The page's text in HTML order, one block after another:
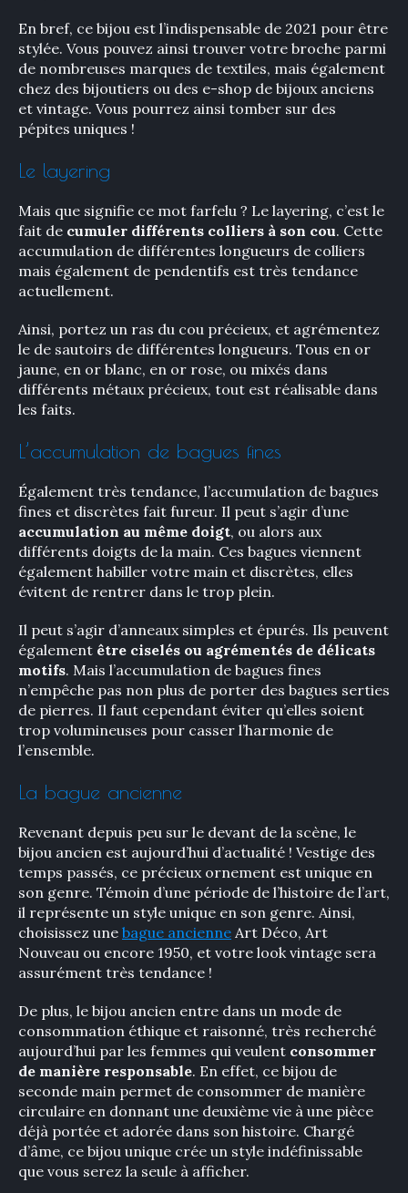
En bref, ce bijou est l’indispensable de 2021 pour être
stylée. Vous pouvez ainsi trouver votre broche parmi
de nombreuses marques de textiles, mais également
chez des bijoutiers ou des e-shop de bijoux anciens
et vintage. Vous pourrez ainsi tomber sur des
pépites uniques !
Le layering
Mais que signifie ce mot farfelu ? Le layering, c’est le
fait de cumuler différents colliers à son cou. Cette
accumulation de différentes longueurs de colliers
mais également de pendentifs est très tendance
actuellement.
Ainsi, portez un ras du cou précieux, et agrémentez
le de sautoirs de différentes longueurs. Tous en or
jaune, en or blanc, en or rose, ou mixés dans
différents métaux précieux, tout est réalisable dans
les faits.
L’accumulation de bagues fines
Également très tendance, l’accumulation de bagues
fines et discrètes fait fureur. Il peut s’agir d’une
accumulation au même doigt, ou alors aux
différents doigts de la main. Ces bagues viennent
également habiller votre main et discrètes, elles
évitent de rentrer dans le trop plein.
Il peut s’agir d’anneaux simples et épurés. Ils peuvent
également être ciselés ou agrémentés de délicats
motifs. Mais l’accumulation de bagues fines
n’empêche pas non plus de porter des bagues serties
de pierres. Il faut cependant éviter qu’elles soient
trop volumineuses pour casser l’harmonie de
l’ensemble.
La bague ancienne
Revenant depuis peu sur le devant de la scène, le
bijou ancien est aujourd’hui d’actualité ! Vestige des
temps passés, ce précieux ornement est unique en
son genre. Témoin d’une période de l’histoire de l’art,
il représente un style unique en son genre. Ainsi,
choisissez une bague ancienne Art Déco, Art
Nouveau ou encore 1950, et votre look vintage sera
assurément très tendance !
De plus, le bijou ancien entre dans un mode de
consommation éthique et raisonné, très recherché
aujourd’hui par les femmes qui veulent consommer
de manière responsable. En effet, ce bijou de
seconde main permet de consommer de manière
circulaire en donnant une deuxième vie à une pièce
déjà portée et adorée dans son histoire. Chargé
d’âme, ce bijou unique crée un style indéfinissable
que vous serez la seule à afficher.
Rechercher
: